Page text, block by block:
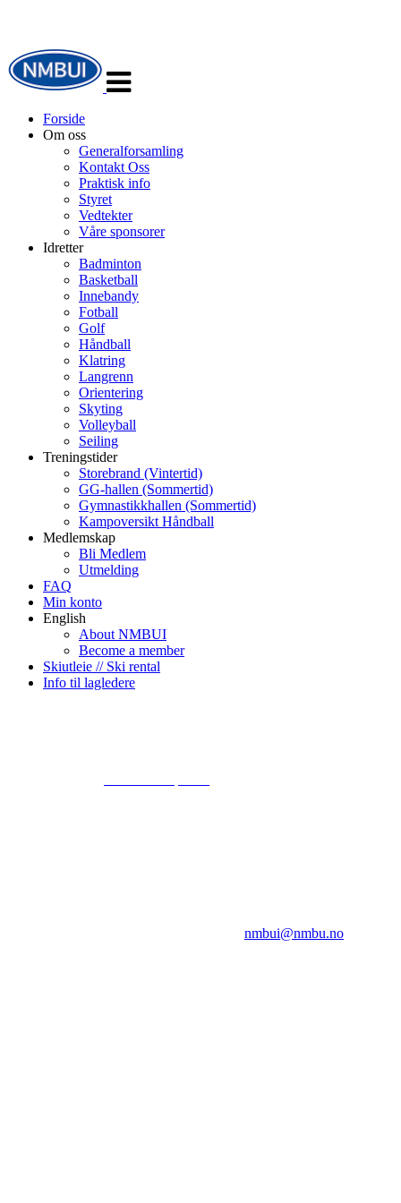
navigasjon
Forside
Om oss
Generalforsamling
Kontakt Oss
Praktisk info
Styret
Vedtekter
Våre sponsorer
Idretter
Badminton
Basketball
Innebandy
Fotball
Golf
Håndball
Klatring
Langrenn
Orientering
Skyting
Volleyball
Seiling
Treningstider
Storebrand (Vintertid)
GG-hallen (Sommertid)
Gymnastikkhallen (Sommertid)
Kampoversikt Håndball
Medlemskap
Bli Medlem
Utmelding
FAQ
Min konto
English
About NMBUI
Become a member
Skiutleie // Ski rental
Info til lagledere
nmbui@nmbu.no